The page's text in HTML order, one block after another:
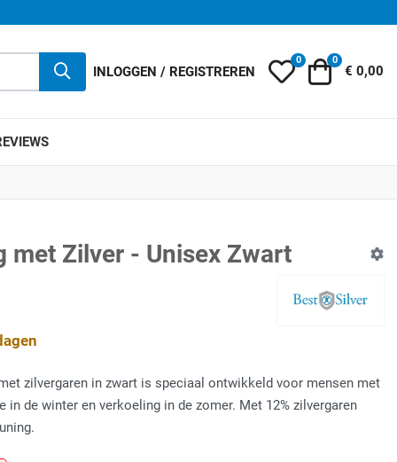
INLOGGEN / REGISTREREN Mijn wensenlijst
0 0
€ 0,00
met Zilver - Unisex Zwart
zilvergaren in zwart is speciaal ontwikkeld voor mensen met
de winter en verkoeling in de zomer. Met 12% zilvergaren